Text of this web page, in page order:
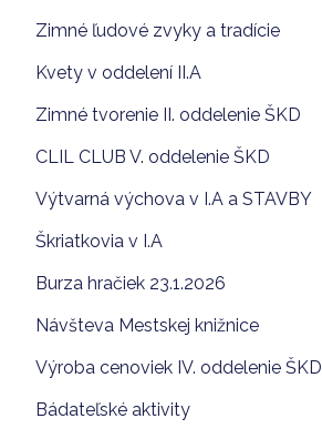
Zimné ľudové zvyky a tradície
Kvety v oddelení II.A
Zimné tvorenie II. oddelenie ŠKD
CLIL CLUB V. oddelenie ŠKD
Výtvarná výchova v I.A a STAVBY
Škriatkovia v I.A
Burza hračiek 23.1.2026
Návšteva Mestskej knižnice
Výroba cenoviek IV. oddelenie ŠKD
Bádateľské aktivity